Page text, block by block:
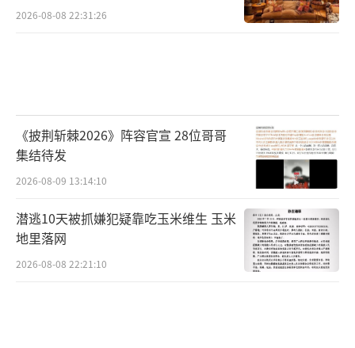
2026-08-08 22:31:26
《披荆斩棘2026》阵容官宣 28位哥哥
集结待发
2026-08-09 13:14:10
潜逃10天被抓嫌犯疑靠吃玉米维生 玉米
地里落网
2026-08-08 22:21:10